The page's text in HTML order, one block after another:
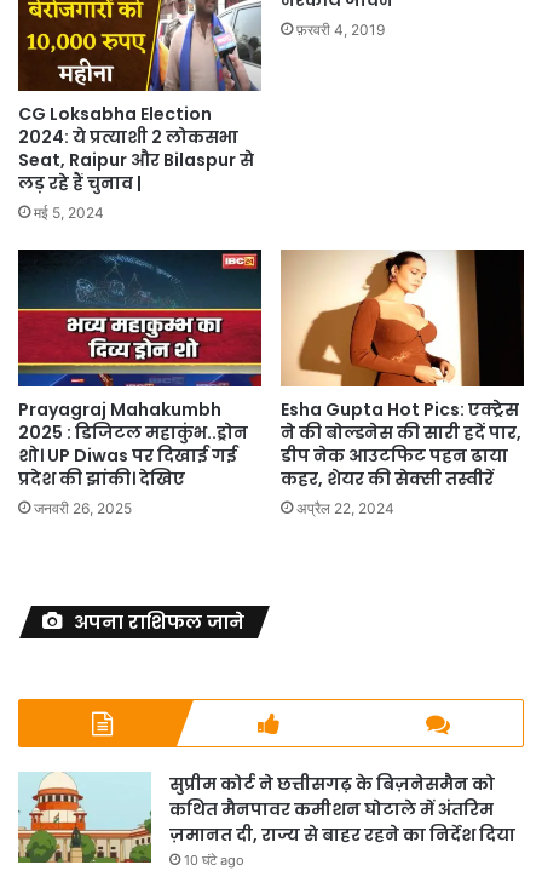
CG Loksabha Election
2024: ये प्रत्याशी 2 लोकसभा
Seat, Raipur और Bilaspur से
लड़ रहे हैं चुनाव |
मई 5, 2024
फ़रवरी 4, 2019
Prayagraj Mahakumbh
2025 : डिजिटल महाकुंभ..ड्रोन
शो। UP Diwas पर दिखाई गई
प्रदेश की झांकी। देखिए
जनवरी 26, 2025
Esha Gupta Hot Pics: एक्ट्रेस
ने की बोल्डनेस की सारी हदें पार,
डीप नेक आउटफिट पहन ढाया
कहर, शेयर की सेक्सी तस्वीरें
अप्रैल 22, 2024
अपना राशिफल जाने
सुप्रीम कोर्ट ने छत्तीसगढ़ के बिज़नेसमैन को
कथित मैनपावर कमीशन घोटाले में अंतरिम
ज़मानत दी, राज्य से बाहर रहने का निर्देश दिया
10 घंटे ago